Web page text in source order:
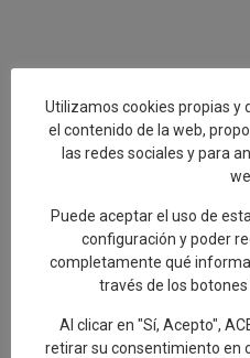
Talavera de la
RCCV
Ahora, Talavera de la Reina es
Esta Red aglutina a más de 80
Utilizamos cookies propias y
el contenido de la web,
las redes sociales y para
Puede aceptar el uso de
configuración y poder
completamente qué
través de los
Al clicar en "Sí, Acepto",
retirar su consentimiento en